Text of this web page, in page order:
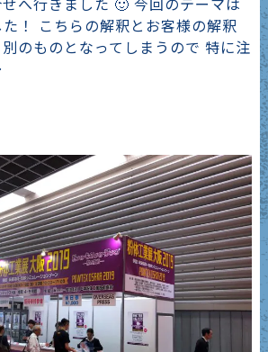
た！ こちらの解釈とお客様の解釈
のものとなってしまうので 特に注